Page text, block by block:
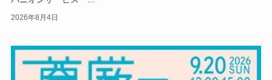
2026年8月4日